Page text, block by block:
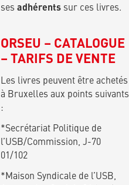
ses adhérentssur ces livres.
ORSEU – CATALOGUE
– TARIFS DE VENTE
Les livres peuvent être achetés
à Bruxelles aux points suivants
:
*Secrétariat Politique de
l’USB/Commission, J-70
01/102
*Maison Syndicale de l’USB,